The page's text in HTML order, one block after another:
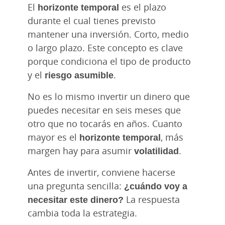
El horizonte temporal es el plazo
durante el cual tienes previsto
mantener una inversión. Corto, medio
o largo plazo. Este concepto es clave
porque condiciona el tipo de producto
y el riesgo asumible.
No es lo mismo invertir un dinero que
puedes necesitar en seis meses que
otro que no tocarás en años. Cuanto
mayor es el horizonte temporal, más
margen hay para asumir volatilidad.
Antes de invertir, conviene hacerse
una pregunta sencilla: ¿cuándo voy a
necesitar este dinero? La respuesta
cambia toda la estrategia.